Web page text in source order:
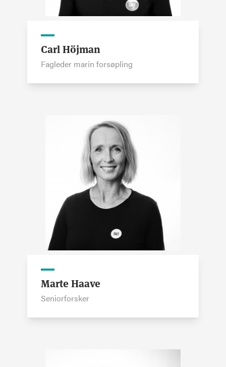
Carl Höjman
Fagleder marin forsøpling
Marte Haave
Seniorforsker